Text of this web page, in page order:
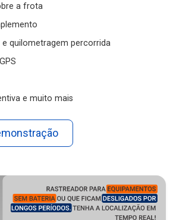
a frota
e quilometragem percorrida
e muito mais